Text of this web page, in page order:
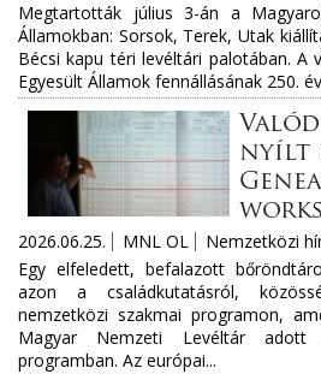
Megtartották július 3-án a
Államokban: Sorsok, Terek, Utak
Bécsi kapu téri levéltári palotában. A
Egyesült Államok fennállásának 250.
nyílt
2026.06.25. MNL OL
Nemzetközi
Egy elfeledett, befalazott
azon a családkutatásról,
nemzetközi szakmai programon,
Magyar Nemzeti Levéltár
programban. Az európai...